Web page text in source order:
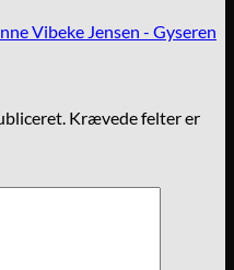
Vibeke Jensen - Gyseren
Krævede felter er